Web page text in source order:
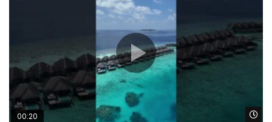
00:20